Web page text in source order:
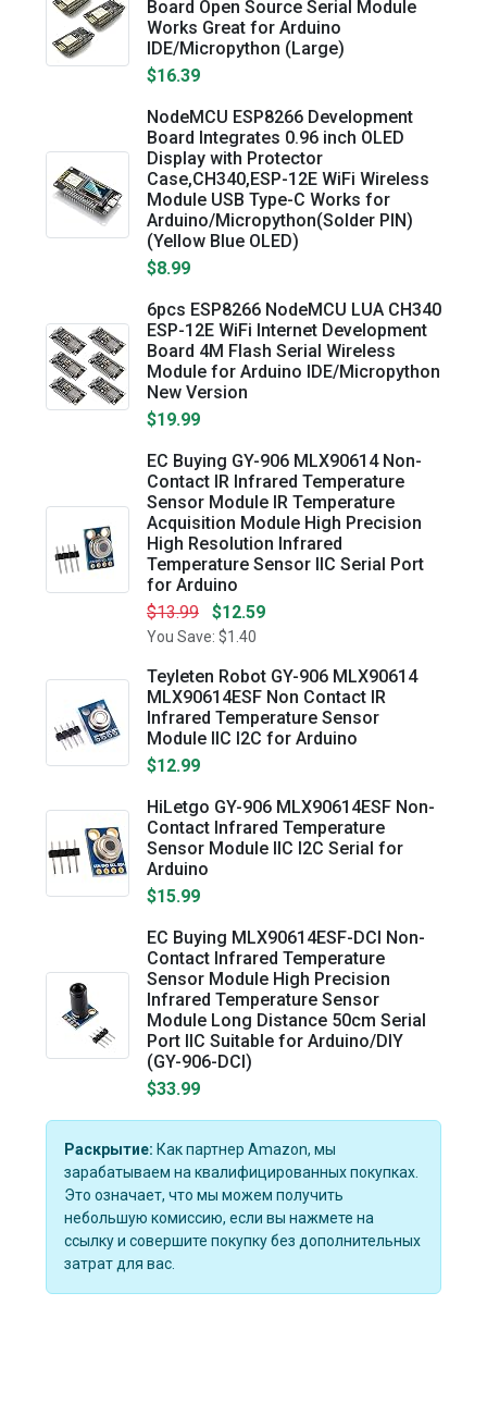
Board Open Source Serial Module
Works Great for Arduino
IDE/Micropython (Large)
$16.39
NodeMCU ESP8266 Development
Board Integrates 0.96 inch OLED
Display with Protector
Case,CH340,ESP-12E WiFi Wireless
Module USB Type-C Works for
Arduino/Micropython(Solder PIN)
(Yellow Blue OLED)
$8.99
6pcs ESP8266 NodeMCU LUA CH340
ESP-12E WiFi Internet Development
Board 4M Flash Serial Wireless
Module for Arduino IDE/Micropython
New Version
$19.99
EC Buying GY-906 MLX90614 Non-
Contact IR Infrared Temperature
Sensor Module IR Temperature
Acquisition Module High Precision
High Resolution Infrared
Temperature Sensor IIC Serial Port
for Arduino
$13.99
$12.59
You Save: $1.40
Teyleten Robot GY-906 MLX90614
MLX90614ESF Non Contact IR
Infrared Temperature Sensor
Module IIC I2C for Arduino
$12.99
HiLetgo GY-906 MLX90614ESF Non-
Contact Infrared Temperature
Sensor Module IIC I2C Serial for
Arduino
$15.99
EC Buying MLX90614ESF-DCI Non-
Contact Infrared Temperature
Sensor Module High Precision
Infrared Temperature Sensor
Module Long Distance 50cm Serial
Port IIC Suitable for Arduino/DIY
(GY-906-DCI)
$33.99
Раскрытие: Как партнер Amazon, мы
зарабатываем на квалифицированных покупках.
Это означает, что мы можем получить
небольшую комиссию, если вы нажмете на
ссылку и совершите покупку без дополнительных
затрат для вас.